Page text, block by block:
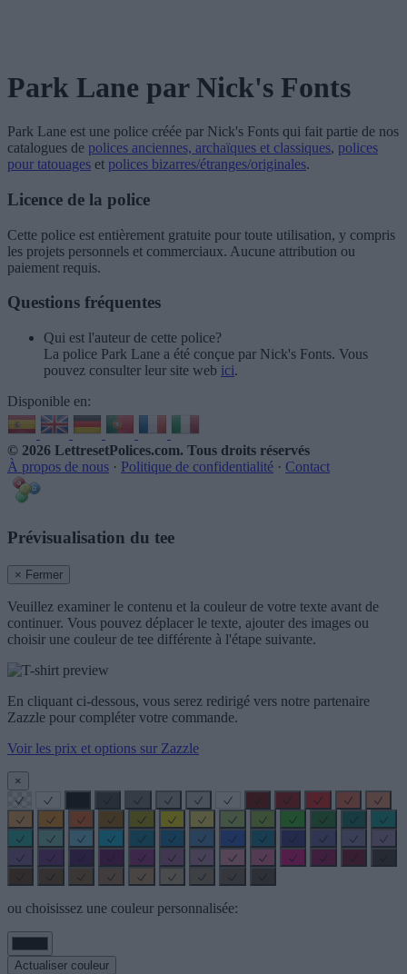
Park Lane par Nick's Fonts
Park Lane est une police créée par Nick's Fonts qui fait partie de nos
catalogues de polices anciennes, archaïques et classiques, polices
pour tatouages et polices bizarres/étranges/originales.
Licence de la police
Cette police est entièrement gratuite pour toute utilisation, y compris
les projets personnels et commerciaux. Aucune attribution ou
paiement requis.
Questions fréquentes
Qui est l'auteur de cette police?
La police Park Lane a été conçue par Nick's Fonts. Vous
pouvez consulter leur site web ici.
Disponible en:
© 2026 LettresetPolices.com. Tous droits réservés
À propos de nous · Politique de confidentialité · Contact
Prévisualisation du tee
× Fermer
Veuillez examiner le contenu et la couleur de votre texte avant de
continuer. Vous pouvez déplacer le texte, ajouter des images ou
choisir une couleur de tee différente à l'étape suivante.
En cliquant ci-dessous, vous serez redirigé vers notre partenaire
Zazzle pour compléter votre commande.
Voir les prix et options sur Zazzle
×
ou choisissez une couleur personnalisée:
Actualiser couleur